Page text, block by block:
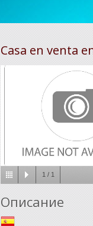
Casa en venta
1 / 1
Описание